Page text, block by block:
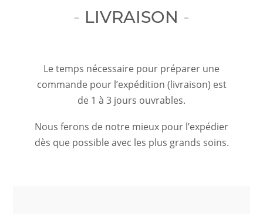
LIVRAISON
Le temps nécessaire pour préparer une
commande pour l’expédition (livraison) est
de 1 à 3 jours ouvrables.
Nous ferons de notre mieux pour l’expédier
dès que possible avec les plus grands soins.